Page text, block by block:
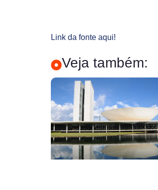
Link da fonte aqui!
Veja também: